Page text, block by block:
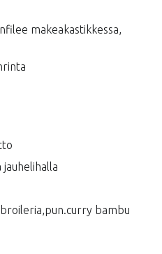
makeakastikkessa,
bambu